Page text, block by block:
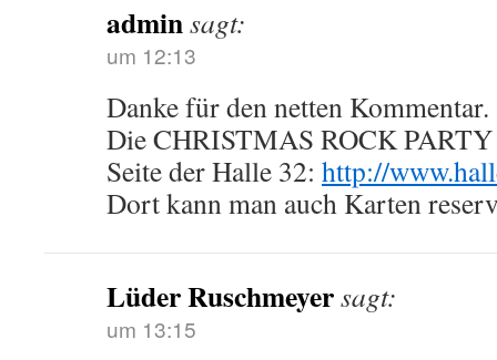
adminsagt:
um 12:13
Danke für den netten Kommentar.
Die CHRISTMAS ROCK PARTY
Seite der Halle 32: http://
Dort kann man auch Karten
Lüder Ruschmeyersagt:
um 13:15